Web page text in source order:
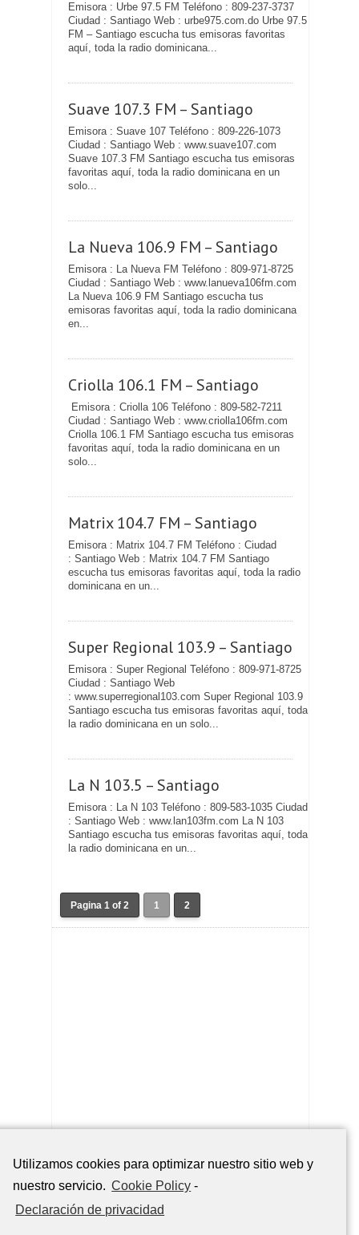
Utilizamos cookies para optimizar nuestro sitio web y
nuestro servicio. Cookie Policy -
Declaración de privacidad
Emisora : Urbe 97.5 FM Teléfono : 809-237-3737
Ciudad : Santiago Web : urbe975.com.do Urbe 97.5
FM – Santiago escucha tus emisoras favoritas
aquí, toda la radio dominicana...
Suave 107.3 FM – Santiago
Emisora : Suave 107 Teléfono : 809-226-1073
Ciudad : Santiago Web : www.suave107.com
Suave 107.3 FM Santiago escucha tus emisoras
favoritas aquí, toda la radio dominicana en un
solo...
La Nueva 106.9 FM – Santiago
Emisora : La Nueva FM Teléfono : 809-971-8725
Ciudad : Santiago Web : www.lanueva106fm.com
La Nueva 106.9 FM Santiago escucha tus
emisoras favoritas aquí, toda la radio dominicana
en...
Criolla 106.1 FM – Santiago
Emisora : Criolla 106 Teléfono : 809-582-7211
Ciudad : Santiago Web : www.criolla106fm.com
Criolla 106.1 FM Santiago escucha tus emisoras
favoritas aquí, toda la radio dominicana en un
solo...
Matrix 104.7 FM – Santiago
Emisora : Matrix 104.7 FM Teléfono : Ciudad
: Santiago Web : Matrix 104.7 FM Santiago
escucha tus emisoras favoritas aquí, toda la radio
dominicana en un...
Super Regional 103.9 – Santiago
Emisora : Super Regional Teléfono : 809-971-8725
Ciudad : Santiago Web
: www.superregional103.com Super Regional 103.9
Santiago escucha tus emisoras favoritas aquí, toda
la radio dominicana en un solo...
La N 103.5 – Santiago
Emisora : La N 103 Teléfono : 809-583-1035 Ciudad
: Santiago Web : www.lan103fm.com La N 103
Santiago escucha tus emisoras favoritas aquí, toda
la radio dominicana en un...
Pagina 1 of 2 1 2
POPULARES ULTIMAS AGREGADAS COMENTARIOS